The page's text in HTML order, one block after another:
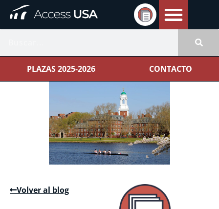
PLAZAS 2025-2026 CONTACTO
Volver al blog